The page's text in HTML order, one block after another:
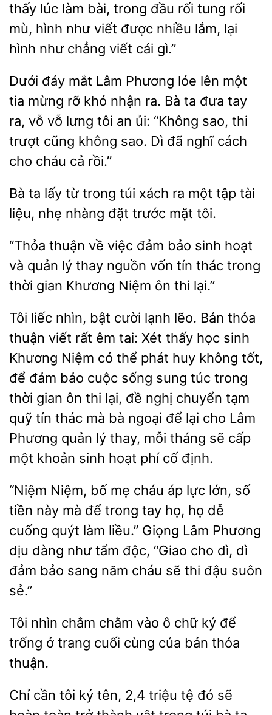
thấy lúc làm bài, trong đầu rối tung
mù, hình như viết được nhiều
lại
hình như chẳng viết cái gì.”
Dưới đáy mắt Lâm Phương lóe
một
tia mừng rỡ khó nhận ra. Bà ta đưa tay
vỗ vỗ lưng tôi
ủi: “Không sao, thi
trượt cũng không sao. Dì đã nghĩ cách
cho cháu cả rồi.”
Bà ta lấy từ trong xách
một tập tài
liệu, nhẹ nhàng đặt trước mặt
“Thỏa thuận về
đảm bảo sinh hoạt
và
lý thay nguồn vốn tín thác trong
gian Khương Niệm ôn thi lại.”
Tôi liếc nhìn, bật cười lạnh lẽo. Bản thỏa
thuận viết rất êm
Xét thấy học sinh
Khương Niệm có thể phát huy không tốt,
đảm bảo cuộc sống sung túc trong
thời gian ôn thi lại, đề nghị chuyển tạm
quỹ tín thác mà bà ngoại để lại cho Lâm
Phương quản lý thay, mỗi tháng sẽ cấp
một khoản sinh hoạt phí
định.
“Niệm Niệm, bố mẹ cháu
lực lớn, số
này mà để
tay họ, họ dễ
cuống quýt làm liều.” Giọng Lâm Phương
dịu dàng như tẩm độc, “Giao cho dì, dì
đảm bảo sang năm cháu sẽ thi đậu suôn
sẻ.”
Tôi nhìn chằm chằm vào ô
trống ở trang cuối cùng của bản thỏa
thuận.
Chỉ cần tôi ký tên, 2,4 triệu tệ đó sẽ